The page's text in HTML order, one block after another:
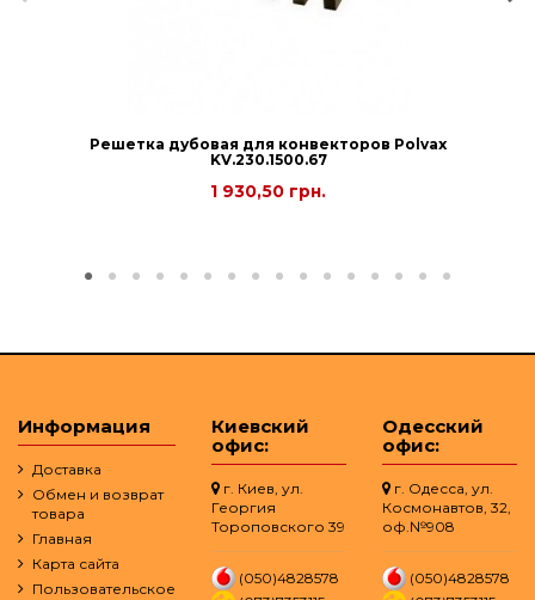
Решетка дубовая для конвекторов Polvax
KV.230.1500.67
1 930,50 грн.
Информация
Доставка
Обмен и возврат
товара
Главная
Карта сайта
Пользовательское
Киевский
офис:
г. Киев, ул.
Георгия
Тороповского 39
(050)4828578
Одесский
офис:
г. Одесса, ул.
Космонавтов, 32,
оф.№908
(050)4828578